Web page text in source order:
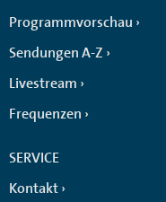
Programmvorschau
Sendungen A-Z
Livestream
Frequenzen
SERVICE
Kontakt